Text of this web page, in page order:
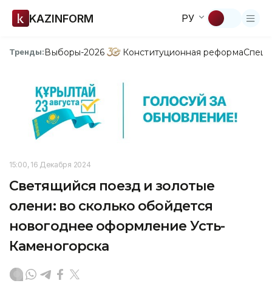
KAZINFORM РУ
Тренды:Выборы-2026 Конституционная реформа
15:00, 16 Декабря 2024
Светящийся поезд и золотые
олени: во сколько обойдется
новогоднее оформление Усть-
Каменогорска